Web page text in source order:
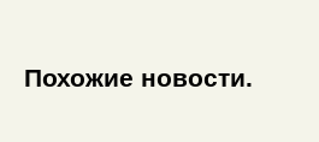
Похожие новости.